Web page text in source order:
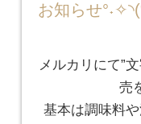
お知らせ
メルカリにて”
売
基本は調味料